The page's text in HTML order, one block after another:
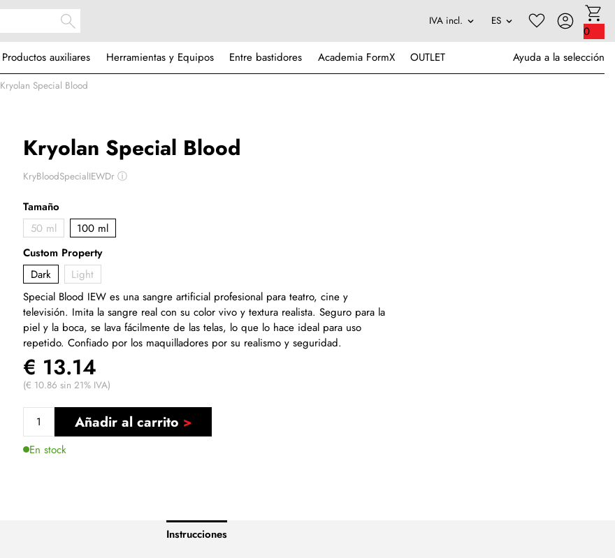
0
Productos auxiliares Herramientas y Equipos Entre bastidores Academia FormX OUTLET Ayuda a la selección
Kryolan Special Blood
Kryolan Special Blood
KryBloodSpecialIEWDrⓘ
Tamaño
50 ml
100 ml
Custom Property
Dark
Light
Special Blood IEW es una sangre artificial profesional para teatro, cine y
televisión. Imita la sangre real con su color vivo y textura realista. Seguro para la
piel y la boca, se lava fácilmente de las telas, lo que lo hace ideal para uso
repetido. Confiado por los maquilladores por su realismo y seguridad.
€ 13.14
(€ 10.86 sin 21% IVA)
Añadir al carrito
En stock
Instrucciones